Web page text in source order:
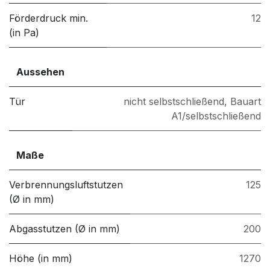
Förderdruck min.
(in Pa)
12
Aussehen
Tür nicht selbstschließend, Bauart
A1/selbstschließend
Maße
Verbrennungsluftstutzen
(Ø in mm)
125
Abgasstutzen (Ø in mm) 200
Höhe (in mm) 1270